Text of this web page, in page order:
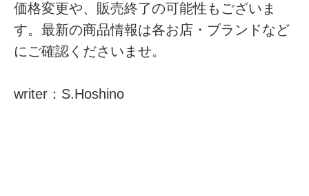
価格変更や、販売終了の可能性もございま
す。最新の商品情報は各お店・ブランドなど
にご確認くださいませ。
writer：S.Hoshino